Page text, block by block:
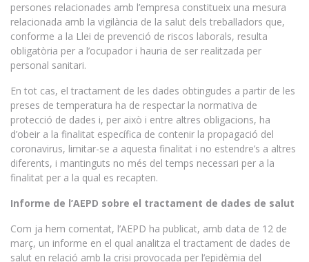
persones relacionades amb l’empresa constitueix una mesura
relacionada amb la vigilància de la salut dels treballadors que,
conforme a la Llei de prevenció de riscos laborals, resulta
obligatòria per a l’ocupador i hauria de ser realitzada per
personal sanitari.
En tot cas, el tractament de les dades obtingudes a partir de les
preses de temperatura ha de respectar la normativa de
protecció de dades i, per això i entre altres obligacions, ha
d’obeir a la finalitat específica de contenir la propagació del
coronavirus, limitar-se a aquesta finalitat i no estendre’s a altres
diferents, i mantinguts no més del temps necessari per a la
finalitat per a la qual es recapten.
Informe de l’AEPD sobre el tractament de dades de salut
Com ja hem comentat, l’AEPD ha publicat, amb data de 12 de
març, un informe en el qual analitza el tractament de dades de
salut en relació amb la crisi provocada per l’epidèmia del